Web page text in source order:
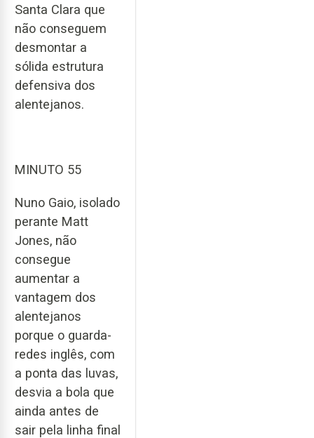
Santa Clara que
não conseguem
desmontar a
sólida estrutura
defensiva dos
alentejanos.
MINUTO 55
Nuno Gaio, isolado
perante Matt
Jones, não
consegue
aumentar a
vantagem dos
alentejanos
porque o guarda-
redes inglês, com
a ponta das luvas,
desvia a bola que
ainda antes de
sair pela linha final